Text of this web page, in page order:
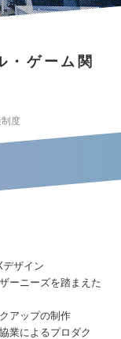
・ゲーム関
度
デザイン
ーニーズを踏まえた
アップの制作
業によるプロダク